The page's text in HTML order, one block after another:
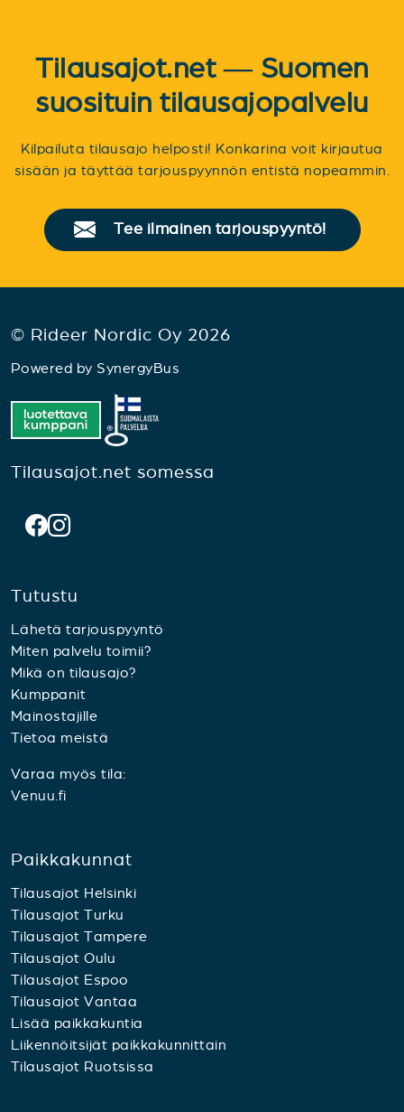
Tilausajot.net — Suomen
suosituin tilausajopalvelu
Kilpailuta tilausajo helposti! Konkarina voit kirjautua
sisään ja täyttää tarjouspyynnön entistä nopeammin.
Tee ilmainen tarjouspyyntö!
© Rideer Nordic Oy 2026
Powered by SynergyBus
Tilausajot.net somessa
Tutustu
Lähetä tarjouspyyntö
Miten palvelu toimii?
Mikä on tilausajo?
Kumppanit
Mainostajille
Tietoa meistä
Varaa myös tila:
Venuu.fi
Paikkakunnat
Tilausajot Helsinki
Tilausajot Turku
Tilausajot Tampere
Tilausajot Oulu
Tilausajot Espoo
Tilausajot Vantaa
Lisää paikkakuntia
Liikennöitsijät paikkakunnittain
Tilausajot Ruotsissa